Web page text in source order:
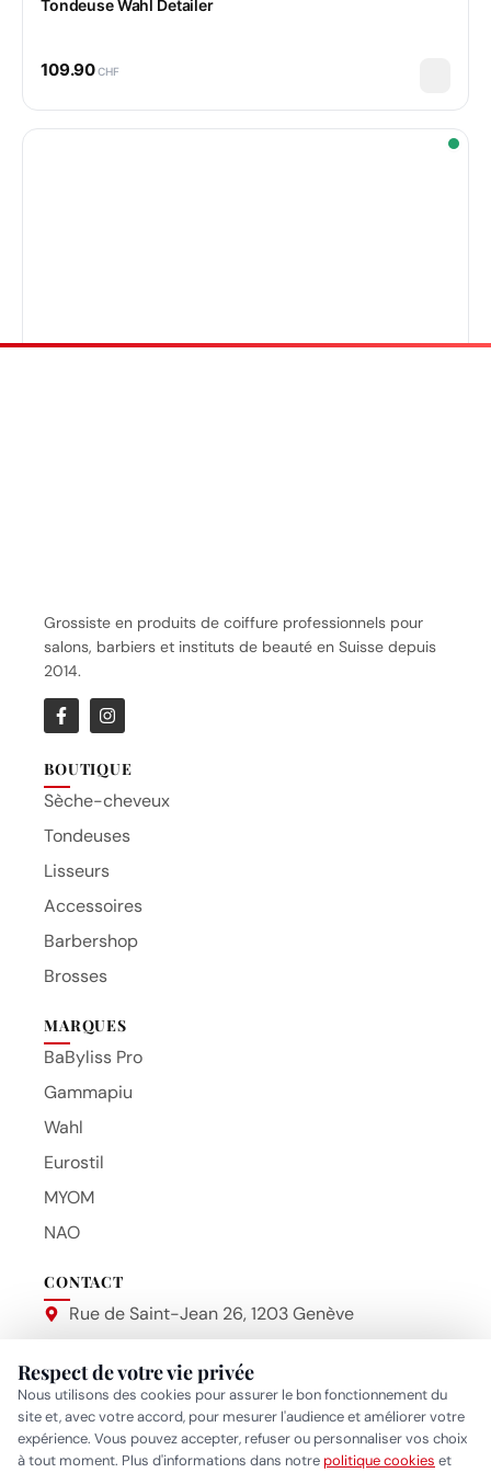
Tondeuse Wahl Detailer
109.90CHF
Tondeuse Wahl Legend
130.25
salons, barbiers et instituts de beauté en Suisse depuis
2014.
BOUTIQUE
Sèche-cheveux
Tondeuses
Lisseurs
Accessoires
Barbershop
Brosses
MARQUES
BaByliss Pro
Wahl
Eurostil
MYOM
Respect de votre vie privée
Nous utilisons des cookies pour assurer le bon fonctionnement du
site et, avec votre accord, pour mesurer l'audience et améliorer votre
expérience. Vous pouvez accepter, refuser ou personnaliser vos choix
à tout moment. Plus d'informations dans notrepolitique cookies et
Beauty Hair Products